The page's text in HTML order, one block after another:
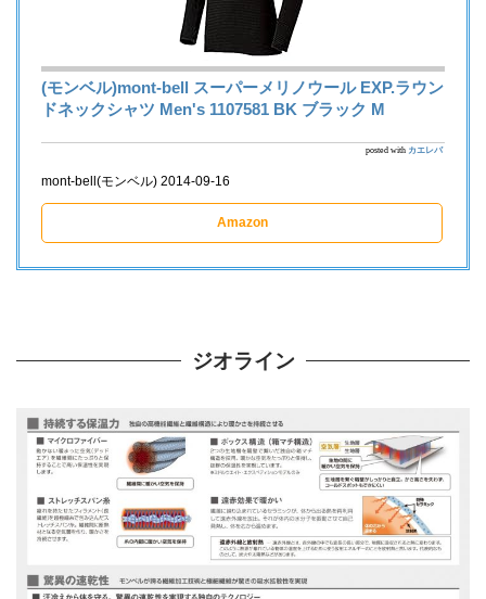
(モンベル)mont-bell スーパーメリノウール EXP.ラウン
ドネックシャツ Men's 1107581 BK ブラック M
posted with カエレバ
mont-bell(モンベル) 2014-09-16
Amazon
ジオライン